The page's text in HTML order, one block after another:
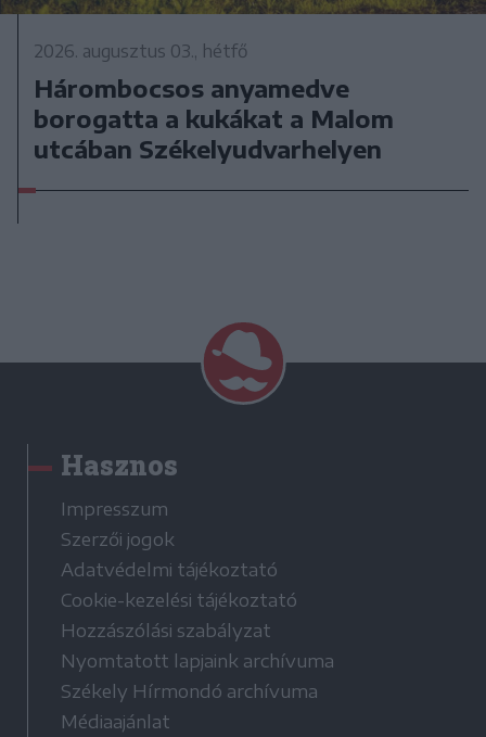
2026. augusztus 03., hétfő
Hárombocsos anyamedve
borogatta a kukákat a Malom
utcában Székelyudvarhelyen
Hasznos
Impresszum
Szerzői jogok
Adatvédelmi tájékoztató
Cookie-kezelési tájékoztató
Hozzászólási szabályzat
Nyomtatott lapjaink archívuma
Székely Hírmondó archívuma
Médiaajánlat